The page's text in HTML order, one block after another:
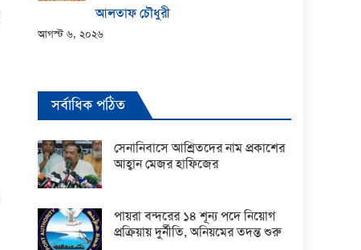
আলতাফ চৌধুরী
আগস্ট ৬, ২০২৬
সর্বাধিক পঠিত
সেনানিবাসে আশ্রিতদের নাম প্রকাশের
আহ্বান মেজর হাফিজের
পায়রা বন্দরের ১৪ শূন্য পদে নিয়োগ
প্রক্রিয়ায় দুর্নীতি, অনিয়মের তদন্ত শুরু